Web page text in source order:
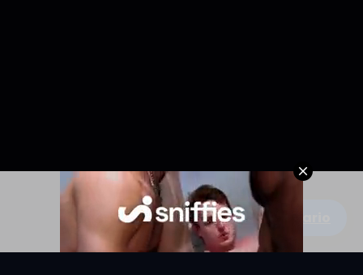
Escribe un comentario